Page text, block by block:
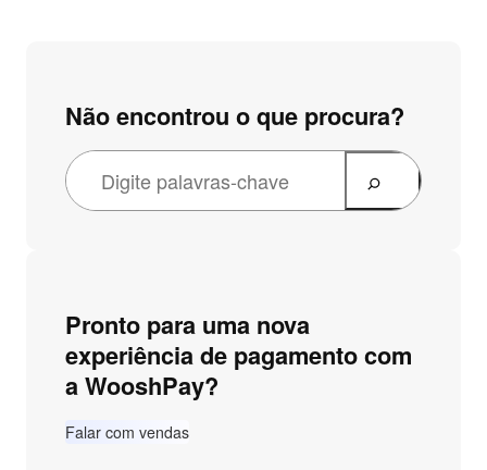
Não encontrou o que procura?
Pronto para uma nova
experiência de pagamento com
a WooshPay?
Falar com vendas